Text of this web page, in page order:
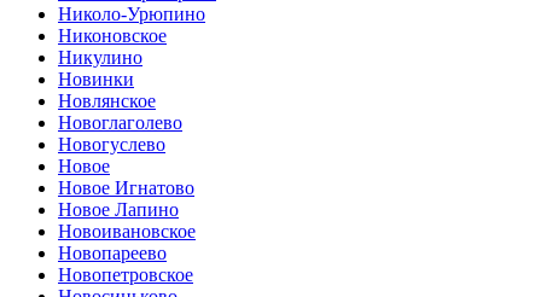
Николо-Урюпино
Никоновское
Никулино
Новинки
Новлянское
Новоглаголево
Новогуслево
Новое
Новое Игнатово
Новое Лапино
Новоивановское
Новопареево
Новопетровское